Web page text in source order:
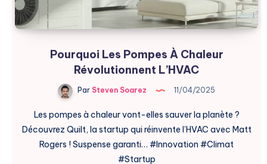
Pourquoi Les Pompes À Chaleur
Révolutionnent L’HVAC
Par Steven Soarez 11/04/2025
Les pompes à chaleur vont-elles sauver la planète ?
Découvrez Quilt, la startup qui réinvente l’HVAC avec Matt
Rogers ! Suspense garanti… #Innovation #Climat
#Startup